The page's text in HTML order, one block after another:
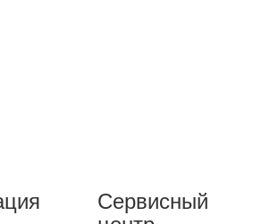
Сервисный